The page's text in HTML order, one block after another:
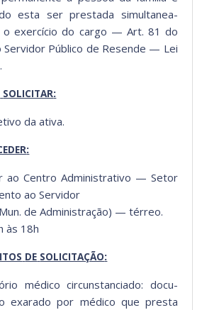
esta ser presta­da simul­tane­a­
o exer­cí­cio do car­go — Art. 81 do
Públi­co de Resende — Lei
SOLICITAR:
da ati­va.
:
ao Cen­tro Admin­is­tra­ti­vo — Setor
ao Servi­dor
de Admin­is­tração) — térreo.
às 18h
DE SOLICITAÇÃO:
médi­co cir­cun­stan­ci­a­do: doc­u­
exara­do por médi­co que pres­ta